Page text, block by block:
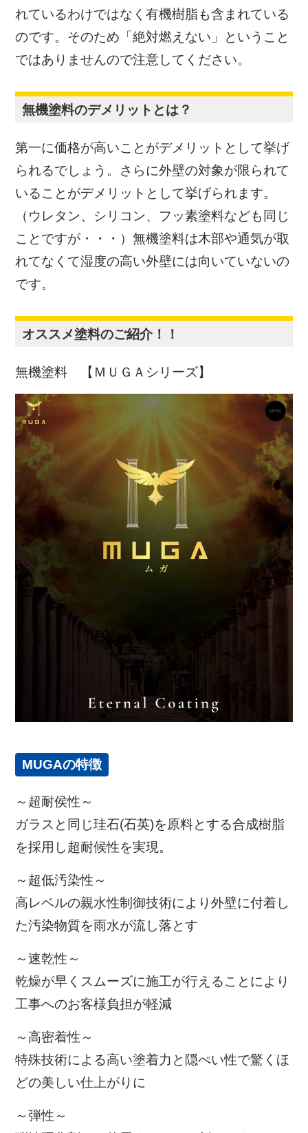
れているわけではなく有機樹脂も含まれている
のです。 そのため「絶対燃えない」ということ
ではありませんので注意してください。
無機塗料のデメリットとは？
第一に価格が高いことがデメリットとして挙げ
られるでしょう。 さらに外壁の対象が限られて
いることがデメリットとして挙げられます。
（ウレタン、シリコン、フッ素塗料なども同じ
ことですが・・・）無機塗料は木部や通気が取
れてなくて湿度の高い外壁には向いていないの
です。
オススメ塗料のご紹介！！
無機塗料 【ＭＵＧＡシリーズ】
MUGAの特徴
～超耐侯性～
ガラスと同じ珪石(石英)を原料とする合成樹脂
を採用し超耐候性を実現。
～超低汚染性～
高レベルの親水性制御技術により外壁に付着し
た汚染物質を雨水が流し落とす
～速乾性～
乾燥が早くスムーズに施工が行えることにより
工事へのお客様負担が軽減
～高密着性～
特殊技術による高い塗着力と隠ぺい性で驚くほ
どの美しい仕上がりに
～弾性～